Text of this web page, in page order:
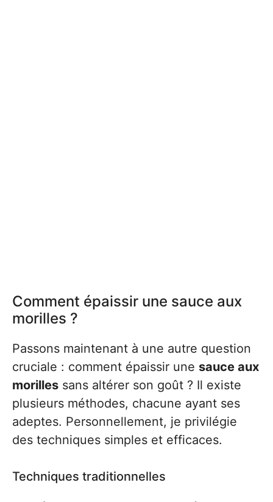
Comment épaissir une sauce aux
morilles ?
Passons maintenant à une autre question
cruciale : comment épaissir une sauce aux
morilles sans altérer son goût ? Il existe
plusieurs méthodes, chacune ayant ses
adeptes. Personnellement, je privilégie
des techniques simples et efficaces.
Techniques traditionnelles